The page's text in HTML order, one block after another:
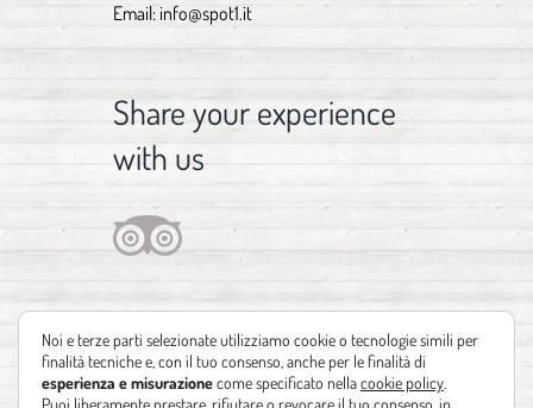
Email: info@spot1.it
Share your experience
with us
Noi e terze parti selezionate utilizziamo cookie o tecnologie simili per
finalità tecniche e, con il tuo consenso, anche per le finalità di
esperienza e misurazionecome specificato nellacookie policy
Puoi liberamente prestare, rifiutare o revocare il tuo consenso, in